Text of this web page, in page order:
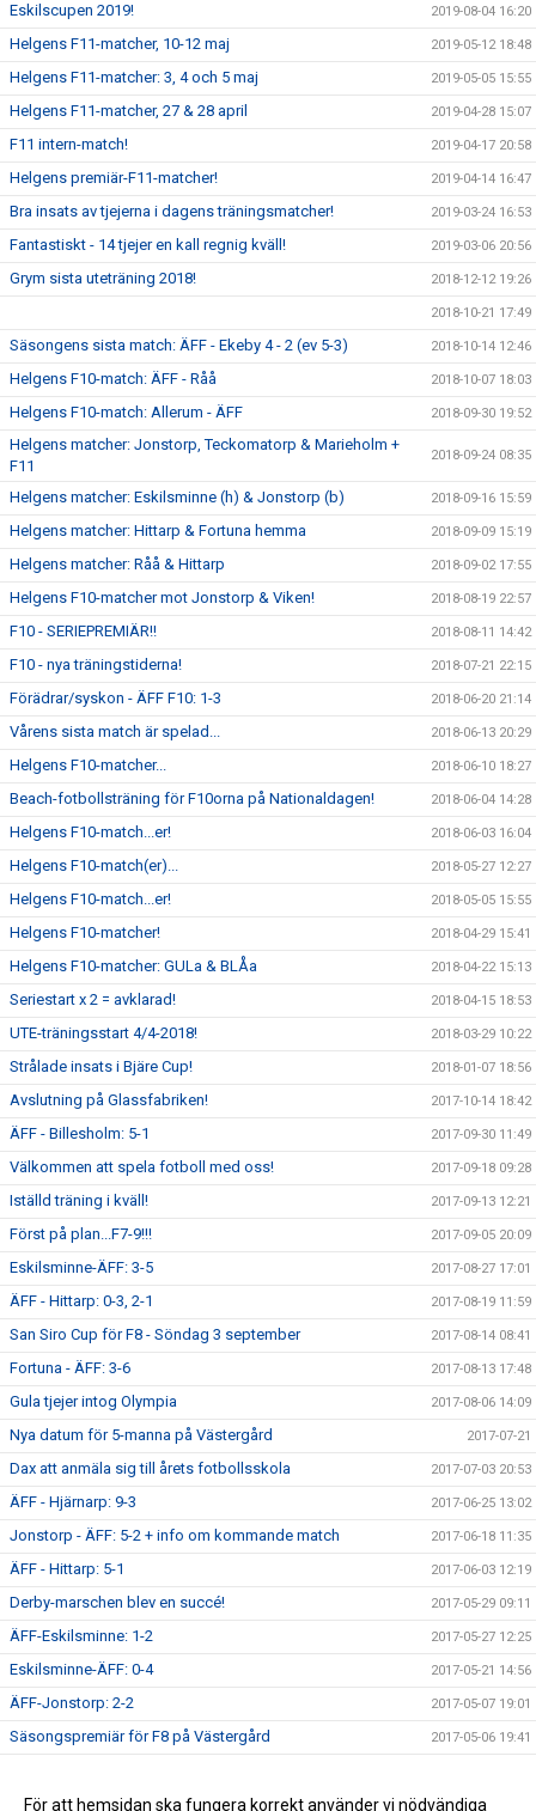
Eskilscupen 2019! 2019-08-04 16:20
Helgens F11-matcher, 10-12 maj 2019-05-12 18:48
Helgens F11-matcher: 3, 4 och 5 maj 2019-05-05 15:55
Helgens F11-matcher, 27 & 28 april 2019-04-28 15:07
F11 intern-match! 2019-04-17 20:58
Helgens premiär-F11-matcher! 2019-04-14 16:47
Bra insats av tjejerna i dagens träningsmatcher! 2019-03-24 16:53
Fantastiskt - 14 tjejer en kall regnig kväll! 2019-03-06 20:56
Grym sista uteträning 2018! 2018-12-12 19:26
2018-10-21 17:49
Säsongens sista match: ÄFF - Ekeby 4 - 2 (ev 5-3) 2018-10-14 12:46
Helgens F10-match: ÄFF - Råå 2018-10-07 18:03
Helgens F10-match: Allerum - ÄFF 2018-09-30 19:52
Helgens matcher: Jonstorp, Teckomatorp & Marieholm +
F11
2018-09-24 08:35
Helgens matcher: Eskilsminne (h) & Jonstorp (b) 2018-09-16 15:59
Helgens matcher: Hittarp & Fortuna hemma 2018-09-09 15:19
Helgens matcher: Råå & Hittarp 2018-09-02 17:55
Helgens F10-matcher mot Jonstorp & Viken! 2018-08-19 22:57
F10 - SERIEPREMIÄR!! 2018-08-11 14:42
F10 - nya träningstiderna! 2018-07-21 22:15
Förädrar/syskon - ÄFF F10: 1-3 2018-06-20 21:14
Vårens sista match är spelad... 2018-06-13 20:29
Helgens F10-matcher... 2018-06-10 18:27
Beach-fotbollsträning för F10orna på Nationaldagen! 2018-06-04 14:28
Helgens F10-match...er! 2018-06-03 16:04
Helgens F10-match(er)... 2018-05-27 12:27
Helgens F10-match...er! 2018-05-05 15:55
Helgens F10-matcher! 2018-04-29 15:41
Helgens F10-matcher: GULa & BLÅa 2018-04-22 15:13
Seriestart x 2 = avklarad! 2018-04-15 18:53
UTE-träningsstart 4/4-2018! 2018-03-29 10:22
Strålade insats i Bjäre Cup! 2018-01-07 18:56
Avslutning på Glassfabriken! 2017-10-14 18:42
ÄFF - Billesholm: 5-1 2017-09-30 11:49
Välkommen att spela fotboll med oss! 2017-09-18 09:28
Iställd träning i kväll! 2017-09-13 12:21
Först på plan...F7-9!!! 2017-09-05 20:09
Eskilsminne-ÄFF: 3-5 2017-08-27 17:01
ÄFF - Hittarp: 0-3, 2-1 2017-08-19 11:59
San Siro Cup för F8 - Söndag 3 september 2017-08-14 08:41
Fortuna - ÄFF: 3-6 2017-08-13 17:48
Gula tjejer intog Olympia 2017-08-06 14:09
Nya datum för 5-manna på Västergård 2017-07-21
Dax att anmäla sig till årets fotbollsskola 2017-07-03 20:53
ÄFF - Hjärnarp: 9-3 2017-06-25 13:02
Jonstorp - ÄFF: 5-2 + info om kommande match 2017-06-18 11:35
ÄFF - Hittarp: 5-1 2017-06-03 12:19
Derby-marschen blev en succé! 2017-05-29 09:11
ÄFF-Eskilsminne: 1-2 2017-05-27 12:25
Eskilsminne-ÄFF: 0-4 2017-05-21 14:56
ÄFF-Jonstorp: 2-2 2017-05-07 19:01
Säsongspremiär för F8 på Västergård 2017-05-06 19:41
Inställd Träning - Lördag 29/4 2017-04-27 12:40
För att hemsidan ska fungera korrekt använder vi nödvändiga